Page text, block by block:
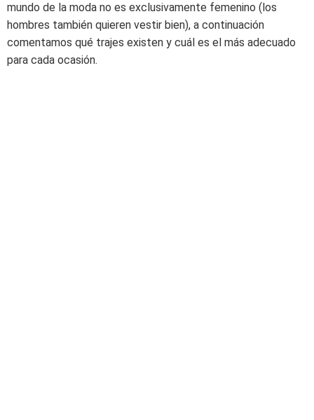
mundo de la moda no es exclusivamente femenino (los
hombres también quieren vestir bien), a continuación
comentamos qué trajes existen y cuál es el más adecuado
para cada ocasión.